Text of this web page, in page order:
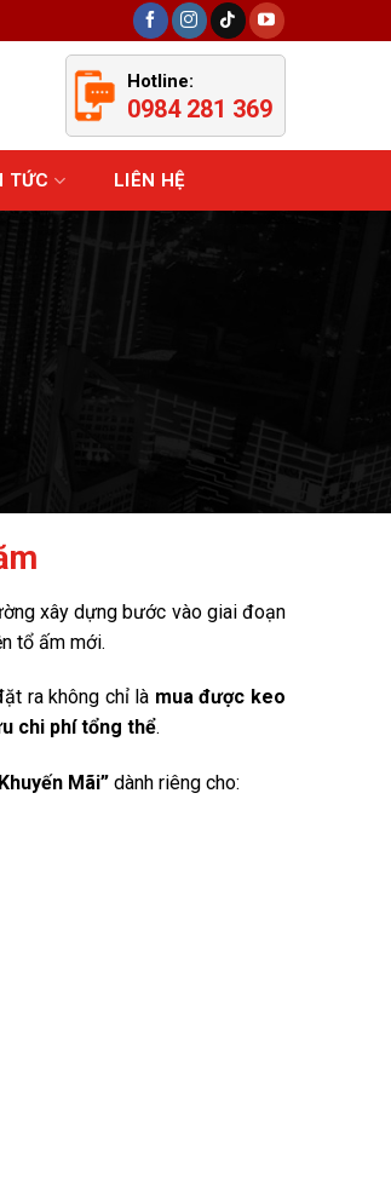
Hotline:
0984 281 369
TỨC LIÊN HỆ
xây dựng bước vào giai đoạn
tổ ấm mới.
ra không chỉ là mua được keo
chi phí tổng thể.
Mãi”dành riêng cho: